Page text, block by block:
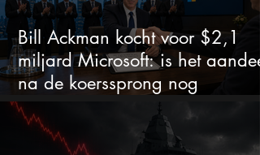
Bill Ackman kocht voor $2,1
miljard Microsoft: is het aandeel
na de koerssprong nog
aantrekkelijk?